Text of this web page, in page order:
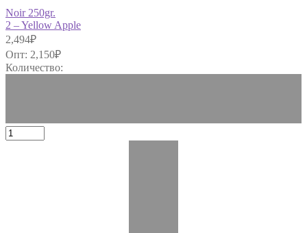
Noir 250gr.
2 – Yellow Apple
2,494₽
Опт: 2,150₽
Количество: